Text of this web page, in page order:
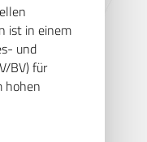
ist in einem
und
BV) für
hohen